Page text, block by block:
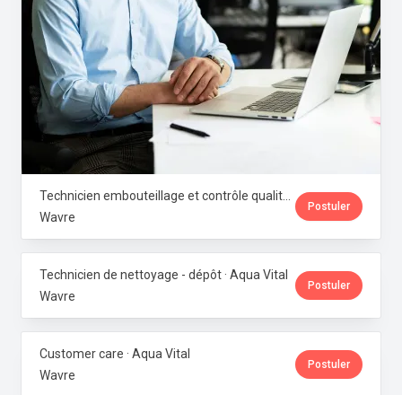
Wavre
Postuler
Technicien de nettoyage - dépôt · Aqua Vital
Wavre
Postuler
Customer care · Aqua Vital
Wavre
Postuler